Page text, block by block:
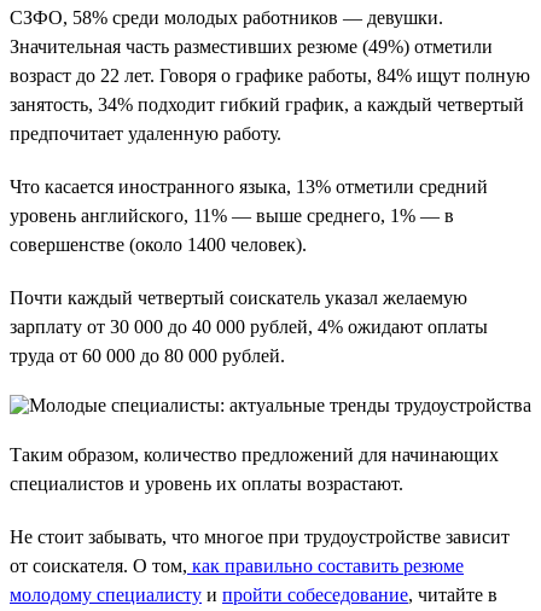
СЗФО, 58% среди молодых работников — девушки.
Значительная часть разместивших резюме (49%) отметили
возраст до 22 лет. Говоря о графике работы, 84% ищут полную
занятость, 34% подходит гибкий график, а каждый четвертый
предпочитает удаленную работу.
Что касается иностранного языка, 13% отметили средний
уровень английского, 11% — выше среднего, 1% — в
совершенстве (около 1400 человек).
Почти каждый четвертый соискатель указал желаемую
зарплату от 30 000 до 40 000 рублей, 4% ожидают оплаты
труда от 60 000 до 80 000 рублей.
Таким образом, количество предложений для начинающих
специалистов и уровень их оплаты возрастают.
Не стоит забывать, что многое при трудоустройстве зависит
от соискателя. О том, как правильно составить резюме
молодому специалисту и пройти собеседование, читайте в